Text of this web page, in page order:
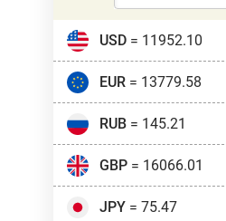
USD= 11952.10
EUR= 13779.58
RUB= 145.21
GBP= 16066.01
JPY= 75.47